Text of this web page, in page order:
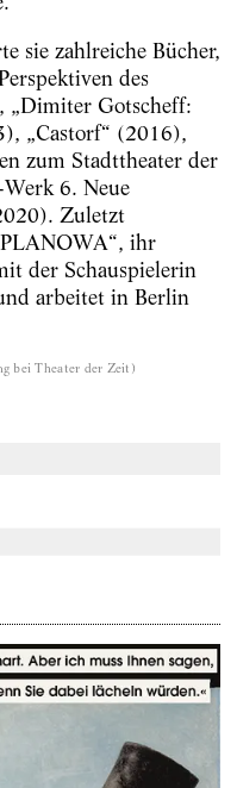
sie zahlreiche Bücher,
des
„Dimiter Gotscheff:
„Castorf“ (2016),
zum Stadttheater der
6. Neue
Zuletzt
ihr
der Schauspielerin
arbeitet in Berlin
bei Theater der Zeit )